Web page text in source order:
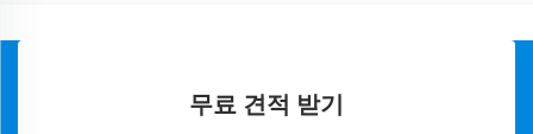
무료 견적 받기